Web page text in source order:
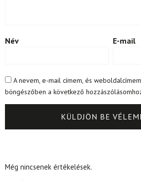
Név E-mail
A nevem, e-mail címem, és
böngészőben a következő
Még nincsenek értékelések.